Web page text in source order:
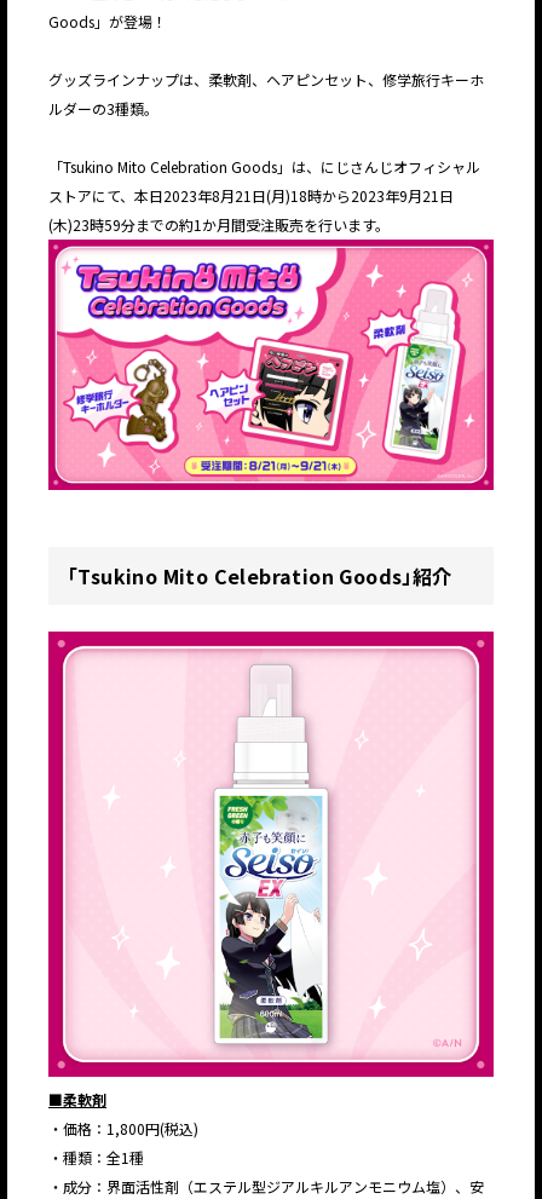
Goods」が登場！
グッズラインナップは、柔軟剤、ヘアピンセット、修学旅行キーホ
ルダーの3種類。
「Tsukino Mito Celebration Goods」は、にじさんじオフィシャル
ストアにて、本日2023年8月21日(月)18時から2023年9月21日
(木)23時59分までの約1か月間受注販売を行います。
「Tsukino Mito Celebration Goods」紹介
■柔軟剤
・価格：1,800円(税込)
・種類：全1種
・成分：界面活性剤（エステル型ジアルキルアンモニウム塩）、安